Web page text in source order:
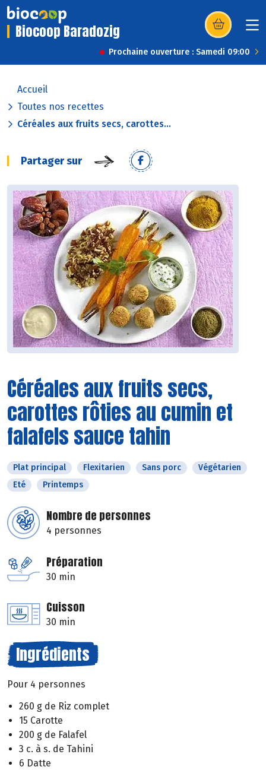
Biocoop Baradozig (s’ouvre dans
Prochaine ouverture : Samedi 09:00
Accueil
Toutes nos recettes
Céréales aux fruits secs, carottes...
Partager sur
Céréales aux fruits secs,
carottes rôties au cumin et
falafels sauce tahin
Plat principal Flexitarien Sans porc
Végétarien
Eté
Printemps
Nombre de personnes
4 personnes
Préparation
30 min
Cuisson
30 min
Ingrédients
Pour 4 personnes
260 g de Riz complet
15 Carotte
200 g de Falafel
3 c. à s. de Tahini
6 Datte